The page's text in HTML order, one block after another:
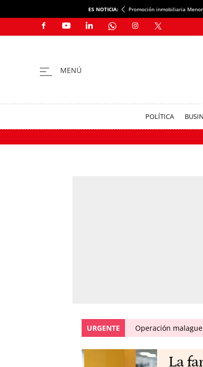
ES NOTICIA: Promoción inmobiliaria
POLÍTICA
URGENTE Operación
La